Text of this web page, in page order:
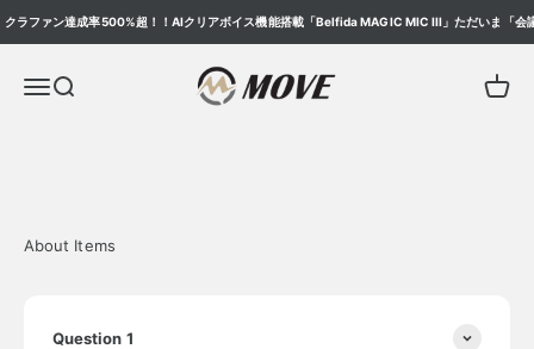
ラファン達成率500%超！！AIクリアボイス機能搭載「Belfida MAGIC MIC III」ただいま「会議
メニューを開く
検索を開く Move ONLINE STORE カート
About Items
Question 1